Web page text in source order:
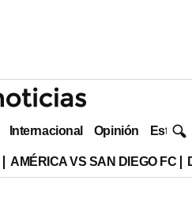
Internacional Opinión Estilo
AMÉRICA VS SAN DIEGO FC